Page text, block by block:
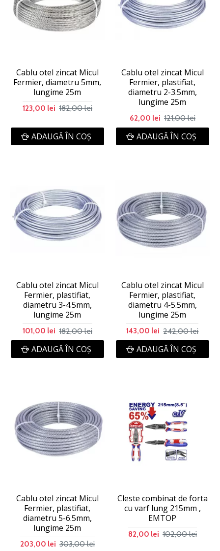
Cablu otel zincat Micul
Fermier, diametru 5mm,
lungime 25m
123,00 lei 182,00 lei
ADAUGĂ ÎN COŞ
Cablu otel zincat Micul
Fermier, plastifiat,
diametru 2-3.5mm,
lungime 25m
62,00 lei 121,00 lei
ADAUGĂ ÎN COŞ
Cablu otel zincat Micul
Fermier, plastifiat,
diametru 3-4.5mm,
lungime 25m
101,00 lei 182,00 lei
ADAUGĂ ÎN COŞ
Cablu otel zincat Micul
Fermier, plastifiat,
diametru 4-5.5mm,
lungime 25m
143,00 lei 242,00 lei
ADAUGĂ ÎN COŞ
Cablu otel zincat Micul
Fermier, plastifiat,
diametru 5-6.5mm,
lungime 25m
203,00 lei 303,00 lei
Cleste combinat de forta
cu varf lung 215mm ,
EMTOP
82,00 lei 102,00 lei